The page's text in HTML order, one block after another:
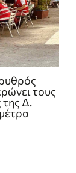
τους
Δ.